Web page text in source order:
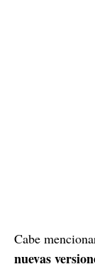
Cabe
nuevas